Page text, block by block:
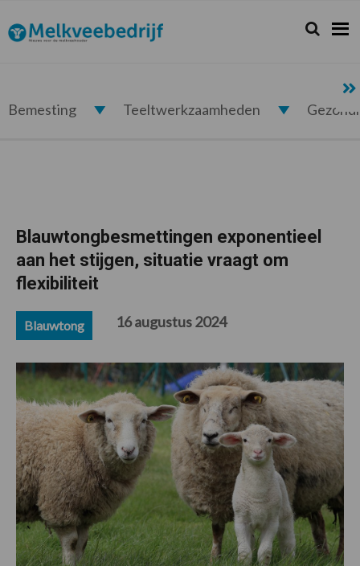
de
hoofdnavigatie
de
hoofd
de
eerste
de
voettekst
Melkveebedrijf.nl Zoeken...
Zoek
Bemesting Teeltwerkzaamheden
Blauwtongbesmettingen exponentieel
aan het stijgen, situatie vraagt om
flexibiliteit
Blauwtong 16 augustus 2024